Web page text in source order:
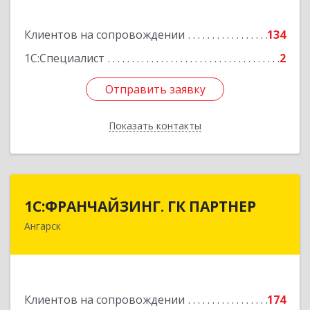
Клиентов на сопровождении
134
1С:Специалист
2
Отправить заявку
Показать контакты
Отправить заявку
Назад
1С:ФРАНЧАЙЗИНГ. ГК ПАРТНЕР
Ангарск
Клиентов на сопровождении 174
1С:ФРАНЧАЙЗИНГ. ГК ПАРТНЕР